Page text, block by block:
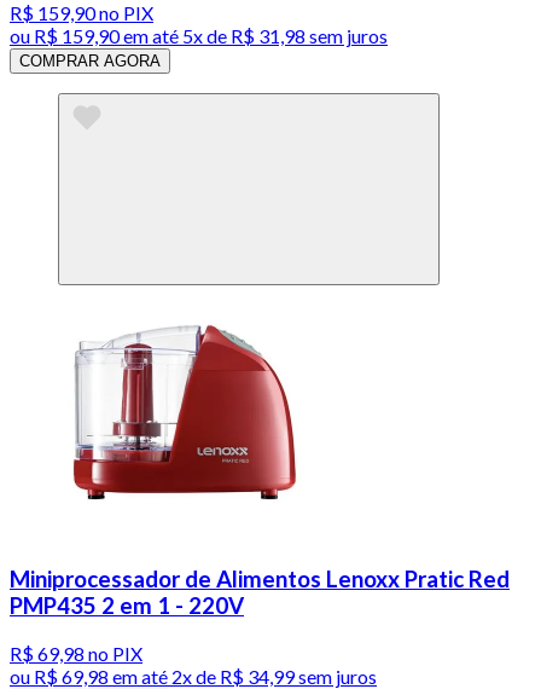
R$ 159,90no PIX
ou R$ 159,90em até 5x de R$ 31,98 sem juros
COMPRAR AGORA
Miniprocessador de Alimentos Lenoxx Pratic Red
PMP435 2 em 1 - 220V
R$ 69,98 no PIX
ou R$ 69,98 em até 2x de R$ 34,99 sem juros